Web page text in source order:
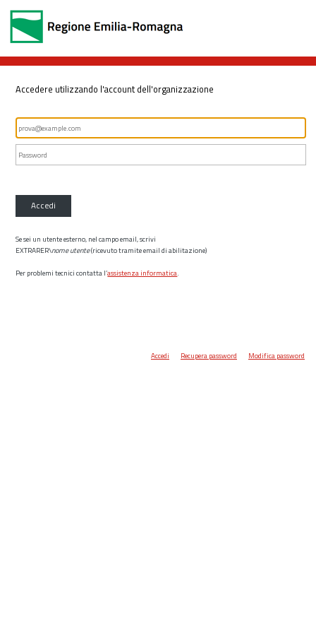
Accedere utilizzando l'account dell'organizzazione
Accedi
Se sei un utente esterno, nel campo email, scrivi
EXTRARER\nome utente(ricevuto tramite email di abilitazione)
Per problemi tecnici contatta l’assistenza informatica.
Accedi Recupera password Modifica password